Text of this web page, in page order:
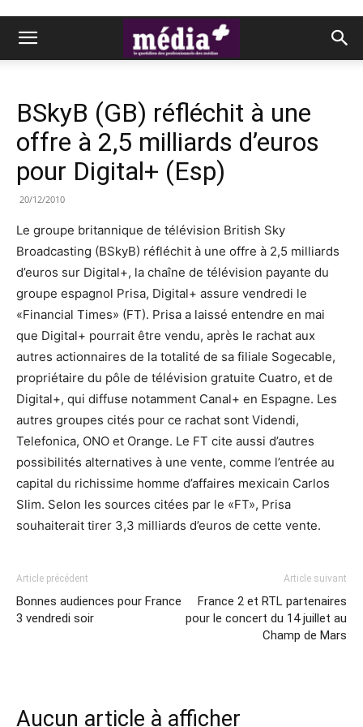
BSkyB (GB) réfléchit à une
offre à 2,5 milliards d’euros
pour Digital+ (Esp)
20/12/2010
Le groupe britannique de télévision British Sky
Broadcasting (BSkyB) réfléchit à une offre à 2,5 milliards
d’euros sur Digital+, la chaîne de télévision payante du
groupe espagnol Prisa, Digital+ assure vendredi le
«Financial Times» (FT). Prisa a laissé entendre en mai
que Digital+ pourrait être vendu, après le rachat aux
autres actionnaires de la totalité de sa filiale Sogecable,
propriétaire du pôle de télévision gratuite Cuatro, et de
Digital+, qui diffuse notamment Canal+ en Espagne. Les
autres groupes cités pour ce rachat sont Videndi,
Telefonica, ONO et Orange. Le FT cite aussi d’autres
possibilités alternatives à une vente, comme l’entrée au
capital du richissime homme d’affaires mexicain Carlos
Slim. Selon les sources citées par le «FT», Prisa
souhaiterait tirer 3,3 milliards d’euros de cette vente.
Article précédent
Bonnes audiences pour France
3 vendredi soir
Article suivant
France 2 et RTL partenaires
pour le concert du 14 juillet au
Champ de Mars
Aucun article à afficher